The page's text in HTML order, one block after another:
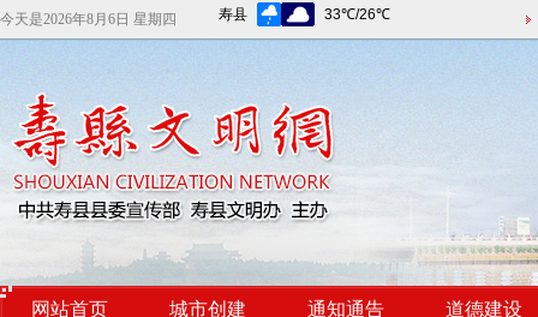
今天是2026年8月6日 星期四
网站首页 城市创建 通知通告 道德建设